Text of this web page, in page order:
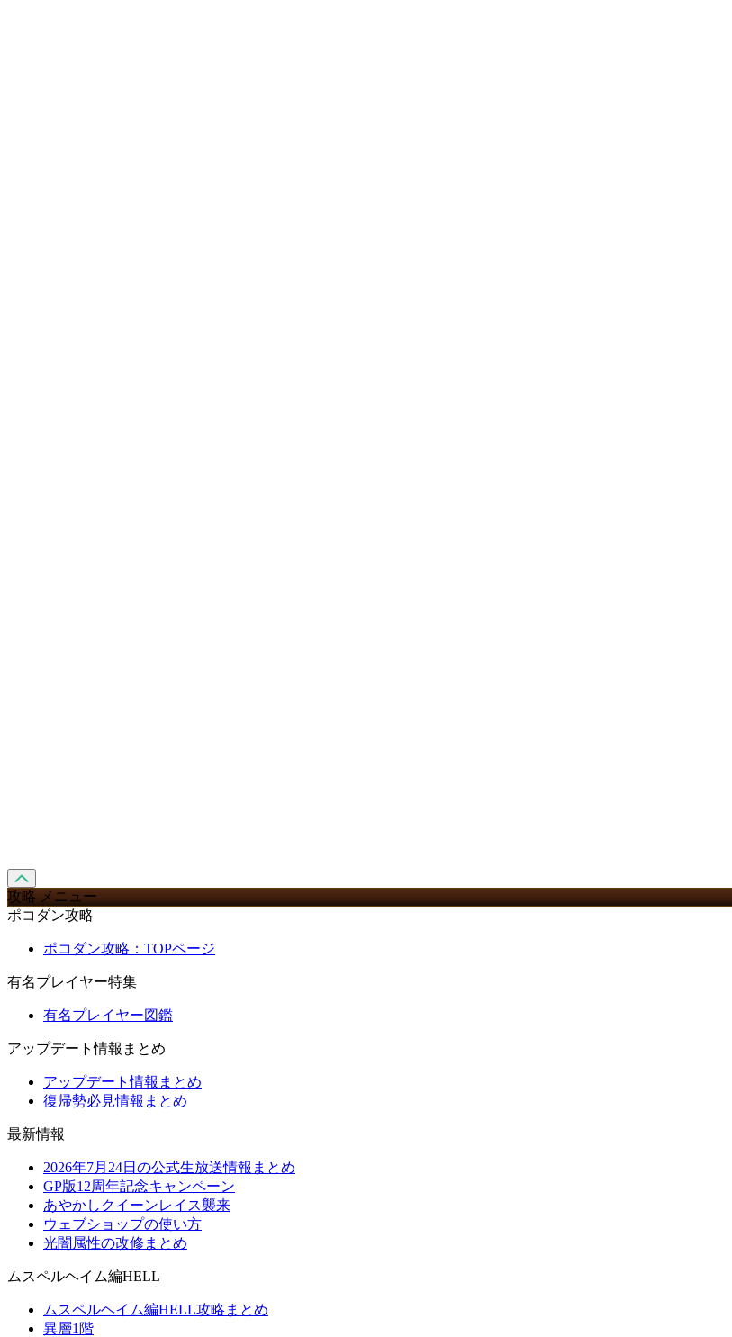
攻略 メニュー
ポコダン攻略
ポコダン攻略：TOPページ
有名プレイヤー特集
有名プレイヤー図鑑
アップデート情報まとめ
アップデート情報まとめ
復帰勢必見情報まとめ
最新情報
2026年7月24日の公式生放送情報まとめ
GP版12周年記念キャンペーン
あやかしクイーンレイス襲来
ウェブショップの使い方
光闇属性の改修まとめ
ムスペルヘイム編HELL
ムスペルヘイム編HELL攻略まとめ
異層1階